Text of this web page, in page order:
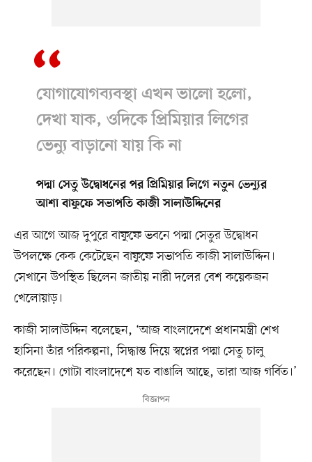
যোগাযোগব্যবস্থা এখন ভালো হলো,
দেখা যাক, ওদিকে প্রিমিয়ার লিগের
ভেন্যু বাড়ানো যায় কি না
পদ্মা সেতু উদ্বোধনের পর প্রিমিয়ার লিগে নতুন ভেন্যুর
আশা বাফুফে সভাপতি কাজী সালাউদ্দিনের
এর আগে আজ দুপুরে বাফুফে ভবনে পদ্মা সেতুর উদ্বোধন
উপলক্ষে কেক কেটেছেন বাফুফে সভাপতি কাজী সালাউদ্দিন।
সেখানে উপস্থিত ছিলেন জাতীয় নারী দলের বেশ কয়েকজন
খেলোয়াড়।
কাজী সালাউদ্দিন বলেছেন, ‘আজ বাংলাদেশে প্রধানমন্ত্রী শেখ
হাসিনা তাঁর পরিকল্পনা, সিদ্ধান্ত দিয়ে স্বপ্নের পদ্মা সেতু চালু
করেছেন। গোটা বাংলাদেশে যত বাঙালি আছে, তারা আজ গর্বিত।’